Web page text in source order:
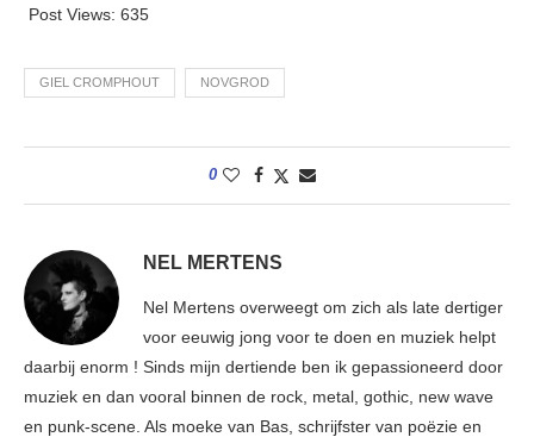
Post Views: 635
GIEL CROMPHOUT NOVGROD
0
NEL MERTENS
Nel Mertens overweegt om zich als late dertiger
voor eeuwig jong voor te doen en muziek helpt
daarbij enorm ! Sinds mijn dertiende ben ik gepassioneerd door
muziek en dan vooral binnen de rock, metal, gothic, new wave
en punk-scene. Als moeke van Bas, schrijfster van poëzie en